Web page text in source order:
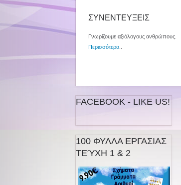
ΣΥΝΕΝΤΕΥΞΕΙΣ
Γνωρίζουμε αξιόλογους ανθρώπους.
Περισσότερα
FACEBOOK - LIKE US!
100 ΦΥΛΛΑ ΕΡΓΑΣΙΑΣ
ΤΕΎΧΗ 1 & 2